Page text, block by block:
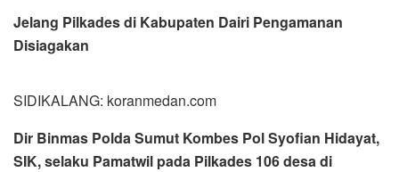
Jelang Pilkades di Kabupaten Dairi Pengamanan
Disiagakan
SIDIKALANG: koranmedan.com
Dir Binmas Polda Sumut Kombes Pol Syofian Hidayat,
SIK, selaku Pamatwil pada Pilkades 106 desa di